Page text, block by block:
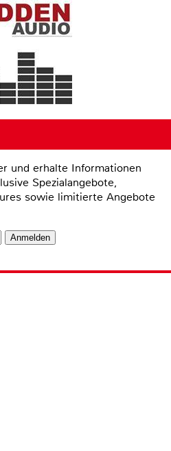
und erhalte Informationen
Spezialangebote,
sowie limitierte Angebote